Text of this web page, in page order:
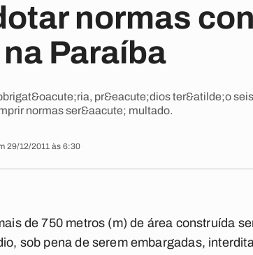
normas
Paraíba
pr&eacute;dios ter&atilde;o
normas ser&aacute; multado.
29/12/2011 às 6:30
de 750 metros (m) de área construída
sob pena de serem embargadas,